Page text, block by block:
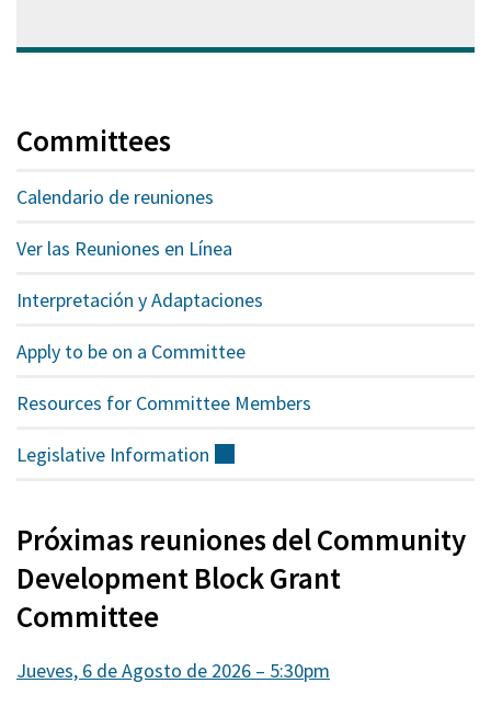
Committees
Calendario de reuniones
Ver las Reuniones en Línea
Interpretación y Adaptaciones
Apply to be on a Committee
Resources for Committee Members
Legislative Information
Próximas reuniones del Community
Development Block Grant
Committee
Jueves, 6 de Agosto de 2026 – 5:30pm